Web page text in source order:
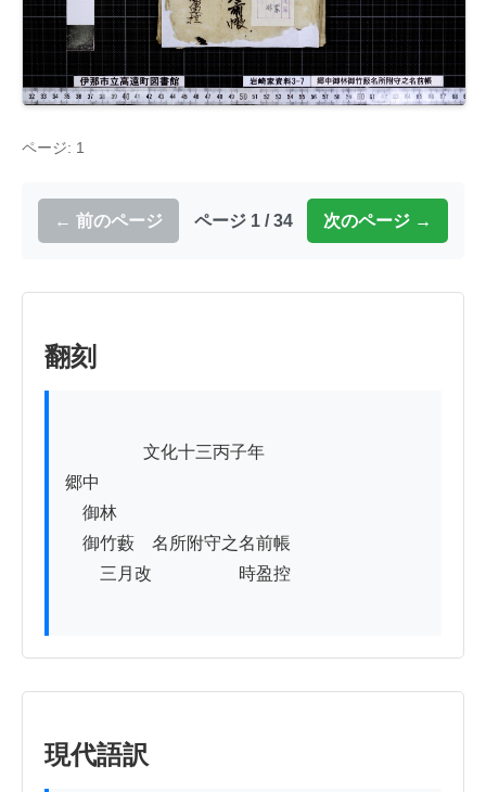
ページ: 1
← 前のページ ページ 1 / 34 次のページ →
翻刻
郷中
御林
御竹藪　名所附守之名前帳
三月改　　　　　時盈控
現代語訳